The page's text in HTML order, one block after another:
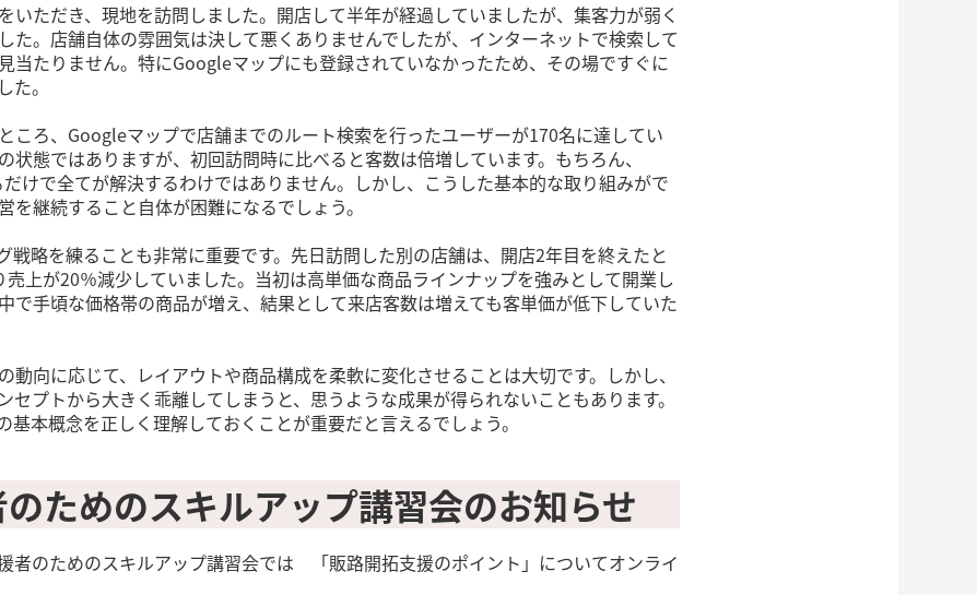
いただき、現地を訪問しました。開店して半年が経過していましたが、集客力が弱く
た。店舗自体の雰囲気は決して悪くありませんでしたが、インターネットで検索して
当たりません。特にGoogleマップにも登録されていなかったため、その場ですぐに
た。
ころ、Googleマップで店舗までのルート検索を行ったユーザーが170名に達してい
状態ではありますが、初回訪問時に比べると客数は倍増しています。もちろん、
けで全てが解決するわけではありません。しかし、こうした基本的な取り組みがで
を継続すること自体が困難になるでしょう。
戦略を練ることも非常に重要です。先日訪問した別の店舗は、開店2年目を終えたと
上が20％減少していました。当初は高単価な商品ラインナップを強みとして開業し
で手頃な価格帯の商品が増え、結果として来店客数は増えても客単価が低下していた
動向に応じて、レイアウトや商品構成を柔軟に変化させることは大切です。しかし、
セプトから大きく乖離してしまうと、思うような成果が得られないこともあります。
基本概念を正しく理解しておくことが重要だと言えるでしょう。
ためのスキルアップ講習会のお知らせ
者のためのスキルアップ講習会では 「販路開拓支援のポイント」についてオンライ